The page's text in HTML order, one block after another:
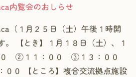
内覧会のおしらせ
（１月２５日（土）午後１時開
。 【とき】１月１８日（土）、１
０ ②１１：００ ③１３：００
０ 【ところ】複合交流拠点施設